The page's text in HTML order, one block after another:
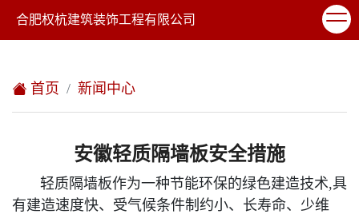
欢迎访问合肥权杭建筑装饰工程有限公司网站！
网站地图
合肥权杭建筑装饰工程有限公司
首页 新闻中心
安徽轻质隔墙板安全措施
轻质隔墙板作为一种节能环保的绿色建造技术,具
有建造速度快、受气候条件制约小、长寿命、少维